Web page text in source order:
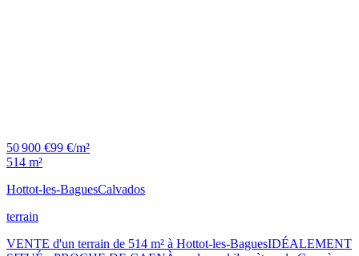
50 900 €99 €/m²
514 m²
Hottot-les-BaguesCalvados
terrain
VENTE d'un terrain de 514 m² à Hottot-les-BaguesIDÉALEMENT